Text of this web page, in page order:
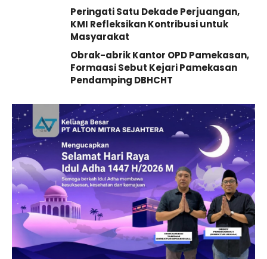
Peringati Satu Dekade Perjuangan,
KMI Refleksikan Kontribusi untuk
Masyarakat
Obrak-abrik Kantor OPD Pamekasan,
Formaasi Sebut Kejari Pamekasan
Pendamping DBHCHT